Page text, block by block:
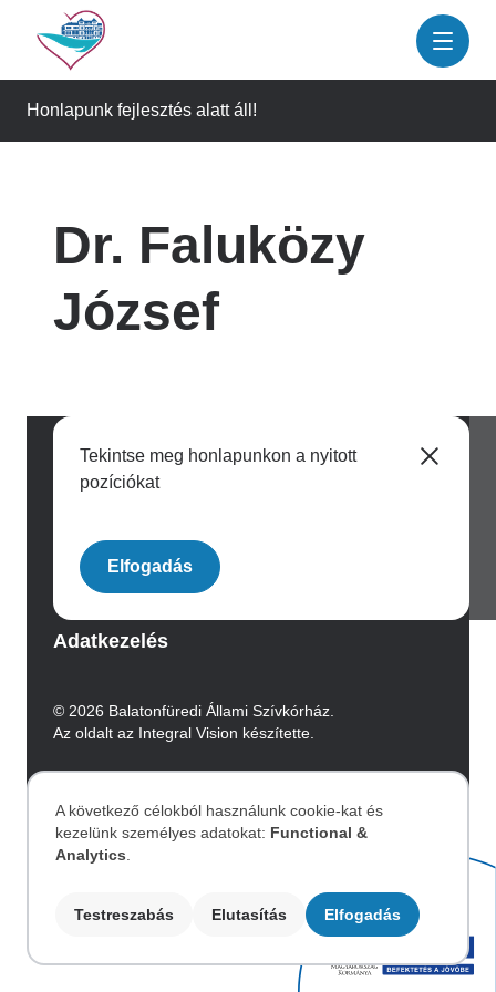
tartalomra
Honlapunk fejlesztés alatt áll!
Dr. Faluközy
József
Tekintse meg honlapunkon a nyitott
pozíciókat
Elfogadás
Archívum
Adatkezelés
© 2026 Balatonfüredi Állami Szívkórház.
Az oldalt az Integral Vision készítette.
Image
Személyes
adatok
A következő célokból használunk cookie-kat és
kezelünk személyes adatokat: Functional &
Analytics
Testreszabás Elutasítás Elfogadás